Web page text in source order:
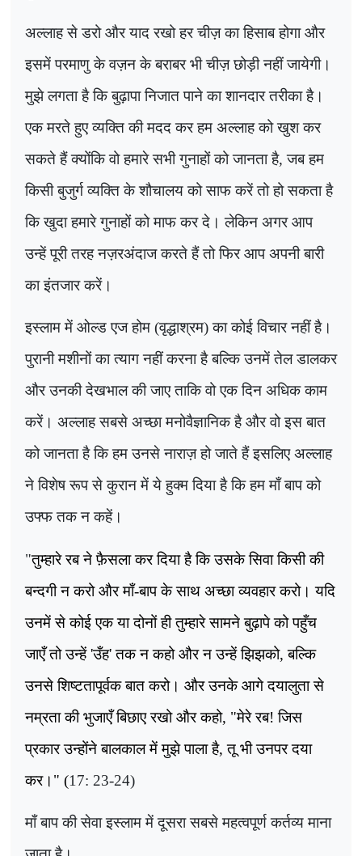
अल्लाह से डरो और याद रखो हर चीज़ का हिसाब होगा और
इसमें परमाणु के वज़न के बराबर भी चीज़ छोड़ी नहीं जायेगी।
मुझे लगता है कि बुढ़ापा निजात पाने का शानदार तरीका है।
एक मरते हुए व्यक्ति की मदद कर हम अल्लाह को खुश कर
सकते हैं क्योंकि वो हमारे सभी गुनाहों को जानता है, जब हम
किसी बुजुर्ग व्यक्ति के शौचालय को साफ करें तो हो सकता है
कि खुदा हमारे गुनाहों को माफ कर दे। लेकिन अगर आप
उन्हें पूरी तरह नज़रअंदाज करते हैं तो फिर आप अपनी बारी
का इंतजार करें।
इस्लाम में ओल्ड एज होम (वृद्धाश्रम) का कोई विचार नहीं है।
पुरानी मशीनों का त्याग नहीं करना है बल्कि उनमें तेल डालकर
और उनकी देखभाल की जाए ताकि वो एक दिन अधिक काम
करें। अल्लाह सबसे अच्छा मनोवैज्ञानिक है और वो इस बात
को जानता है कि हम उनसे नाराज़ हो जाते हैं इसलिए अल्लाह
ने विशेष रूप से कुरान में ये हुक्म दिया है कि हम माँ बाप को
उफ्फ तक न कहें।
"तुम्हारे रब ने फ़ैसला कर दिया है कि उसके सिवा किसी की
बन्दगी न करो और माँ-बाप के साथ अच्छा व्यवहार करो। यदि
उनमें से कोई एक या दोनों ही तुम्हारे सामने बुढ़ापे को पहुँच
जाएँ तो उन्हें'उँह'तक न कहो और न उन्हें झिझको,बल्कि
उनसे शिष्टतापूर्वक बात करो। और उनके आगे दयालुता से
नम्रता की भुजाएँ बिछाए रखो और कहो, "मेरे रब! जिस
प्रकार उन्होंने बालकाल में मुझे पाला है,तू भी उनपर दया
कर।" (17: 23-24)
माँ बाप की सेवा इस्लाम में दूसरा सबसे महत्वपूर्ण कर्तव्य माना